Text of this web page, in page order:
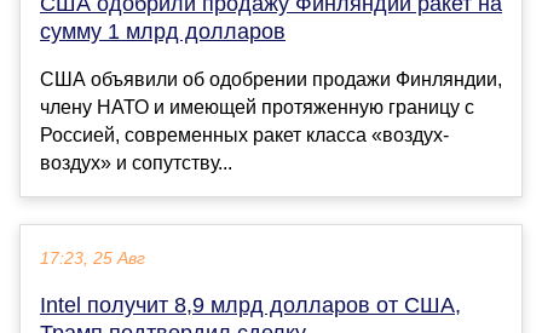
сумму 1 млрд долларов
США объявили об одобрении продажи Финляндии,
члену НАТО и имеющей протяженную границу с
Россией, современных ракет класса «воздух-
воздух» и сопутству...
17:23, 25 Авг
Intel получит 8,9 млрд долларов от США,